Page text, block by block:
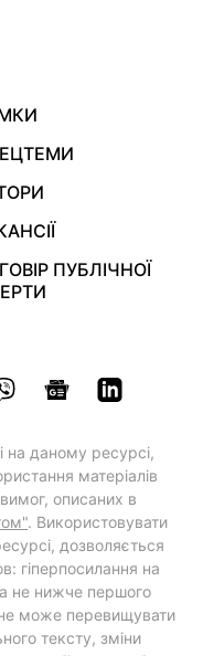
ПУБЛІЧНОЇ
на даному ресурсі,
матеріалів
описаних в
. Використовувати
дозволяється
гіперпосилання на
не нижче першого
може перевищувати
тексту, зміни